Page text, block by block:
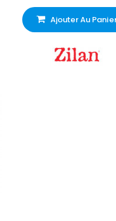
Ajouter Au